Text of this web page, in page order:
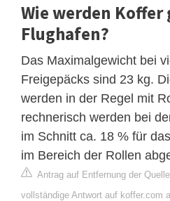
Wie werden Koffer
Flughafen?
Das Maximalgewicht bei
Freigepäcks sind 23 kg.
werden in der Regel mit
rechnerisch werden bei
im Schnitt ca. 18 % für
im Bereich der Rollen
Antrag auf Entfernung der Quelle
vollständige Antwort auf koffer.com